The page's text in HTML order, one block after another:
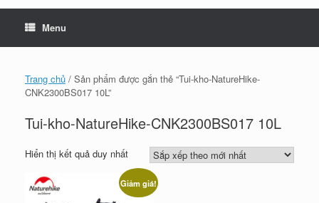
Menu
Trang chủ / Sản phẩm được gắn thẻ “Tui-kho-NatureHike-
CNK2300BS017 10L”
Tui-kho-NatureHike-CNK2300BS017 10L
Hiển thị kết quả duy nhất
Giảm giá!